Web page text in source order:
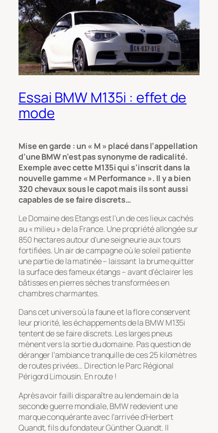
Essai BMW M135i : effet de
mode
Mise en garde : un « M » placé dans l’appellation
d’une BMW n’est pas synonyme de radicalité.
Exemple avec cette M135i qui s’inscrit dans la
nouvelle gamme « M Performance ». Il y a bien
320 chevaux sous le capot mais ils sont aussi
capables de se faire discrets…
Le Domaine des Etangs est l’un de ces lieux cachés
au « milieu » de la France. Une propriété allongée sur
850 hectares autour d’une seigneurie aux tours
fortifiées. Un air de campagne où le soleil patiente
une partie de la matinée – laissant la brume quitter
la surface des fameux étangs – avant d’éclairer les
bâtisses en pierres sèches transformées en
chambres charmantes.
Dans cet univers où la faune et la flore conservent
leur priorité, les échappements de la BMW M135i
tentent de se faire discrets. Les larges pneus
mènent vers la sortie du domaine. Pas question de
déranger l’ambiance tranquille de ces 25 kilomètres
de routes privées… Direction le Parc Régional
Périgord Limousin. En route !
Après avoir failli disparaître au lendemain de la
seconde guerre mondiale, BMW redevient une
marque conquérante avec l’arrivée d’Herbert
Quandt, fils du fondateur Günther Quandt. Il